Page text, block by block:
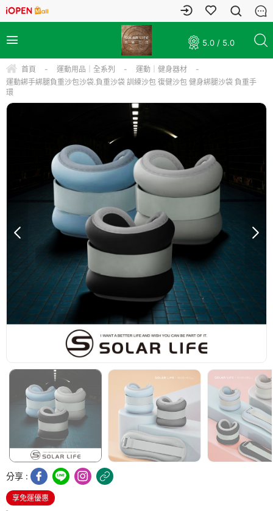
5.0 / 5.0
首頁 - 運動用品｜全系列 - 運動｜健身器材
-
運動綁手綁腿負重沙包沙袋.負重沙袋 訓練沙包 復健沙包 健身綁腿沙袋 負重手
環
分享 :
享免運優惠